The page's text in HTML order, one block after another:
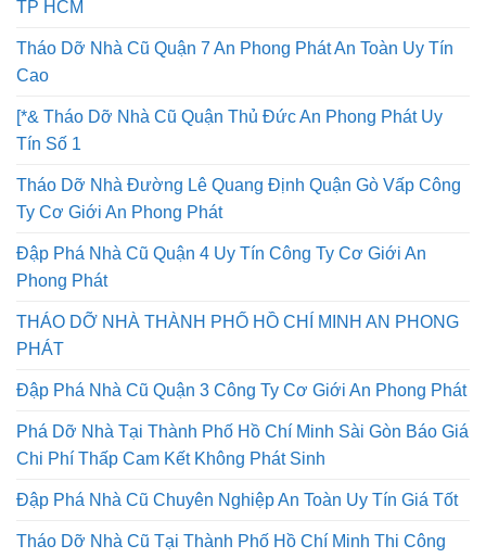
TP HCM
Tháo Dỡ Nhà Cũ Quận 7 An Phong Phát An Toàn Uy Tín
Cao
[*& Tháo Dỡ Nhà Cũ Quận Thủ Đức An Phong Phát Uy
Tín Số 1
Tháo Dỡ Nhà Đường Lê Quang Định Quận Gò Vấp Công
Ty Cơ Giới An Phong Phát
Đập Phá Nhà Cũ Quận 4 Uy Tín Công Ty Cơ Giới An
Phong Phát
THÁO DỠ NHÀ THÀNH PHỐ HỒ CHÍ MINH AN PHONG
PHÁT
Đập Phá Nhà Cũ Quận 3 Công Ty Cơ Giới An Phong Phát
Phá Dỡ Nhà Tại Thành Phố Hồ Chí Minh Sài Gòn Báo Giá
Chi Phí Thấp Cam Kết Không Phát Sinh
Đập Phá Nhà Cũ Chuyên Nghiệp An Toàn Uy Tín Giá Tốt
Tháo Dỡ Nhà Cũ Tại Thành Phố Hồ Chí Minh Thi Công